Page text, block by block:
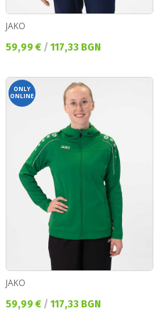
JAKO
Текуща цена:
59,99 € / 117,33 BGN
ONLY
ONLINE
JAKO
Текуща цена:
59,99 € / 117,33 BGN